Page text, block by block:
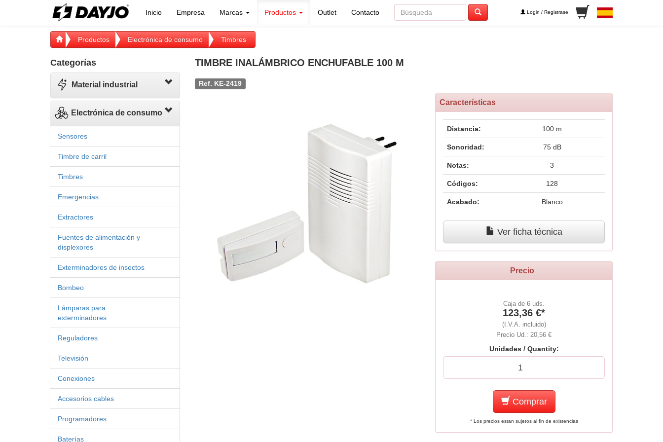
Inicio Empresa Marcas Productos Outlet Contacto Login / Registrase
Productos Electrónica de consumo Timbres
Categorías
Material industrial
Electrónica de consumo
Sensores
Timbre de carril
Timbres
Emergencias
Extractores
Fuentes de alimentación y
displexores
Exterminadores de insectos
Bombeo
Lámparas para
exterminadores
Reguladores
Televisión
Conexiones
Accesorios cables
Programadores
Baterías
TIMBRE INALÁMBRICO ENCHUFABLE 100 M
Ref. KE-2419
Características
Distancia: 100 m
Sonoridad: 75 dB
Notas: 3
Códigos: 128
Acabado: Blanco
Ver ficha técnica
Precio
Caja de 6 uds.
123,36 €*
(I.V.A. incluido)
Precio Ud.: 20,56 €
Unidades / Quantity:
Comprar
* Los precios estan sujetos al fin de existencias